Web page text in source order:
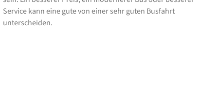
Service kann eine gute von einer sehr guten Busfahrt
unterscheiden.